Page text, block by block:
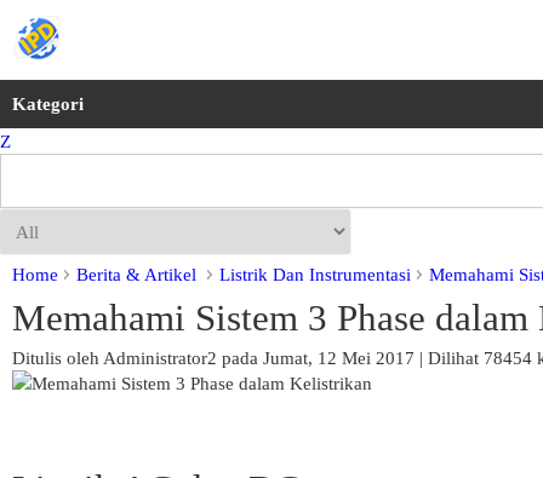
Kategori
Z
Home Berita & Artikel Listrik Dan Instrumentasi Memahami
Memahami Sistem 3 Phase
Ditulis oleh Administrator2 pada Jumat, 12 Mei 2017 | Dilihat 78454